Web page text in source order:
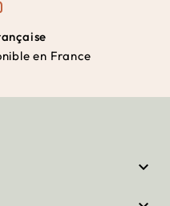
en France
